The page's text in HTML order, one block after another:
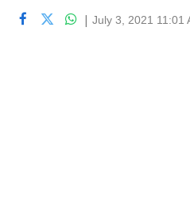
July 3, 2021 11:01
|